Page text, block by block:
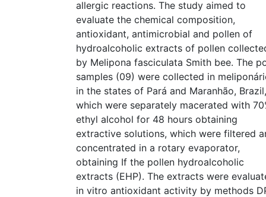
allergic reactions. The study aimed to
evaluate the chemical composition,
antioxidant, antimicrobial and pollen of
hydroalcoholic extracts of pollen
by Melipona fasciculata Smith bee. The
samples (09) were collected in
in the states of Pará and Maranhão, Brazil,
which were separately macerated with
ethyl alcohol for 48 hours obtaining
extractive solutions, which were filtered
concentrated in a rotary evaporator,
obtaining If the pollen hydroalcoholic
extracts (EHP). The extracts were
in vitro antioxidant activity by methods